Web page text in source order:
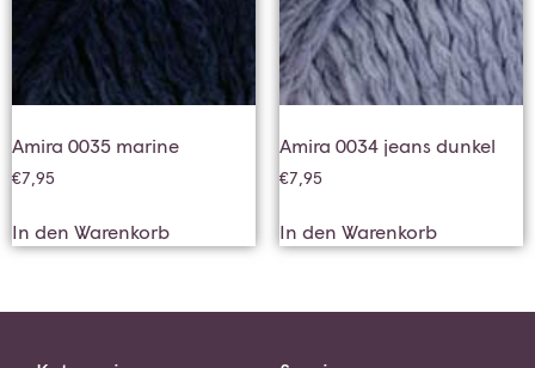
Amira 0035 marine
€7,95
In den Warenkorb
Amira 0034 jeans dunkel
€7,95
In den Warenkorb